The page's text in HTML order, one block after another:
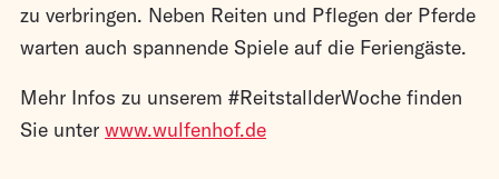
zu verbringen. Neben Reiten und Pflegen der Pferde
warten auch spannende Spiele auf die Feriengäste.
Mehr Infos zu unserem #ReitstallderWoche finden
Sie unter www.wulfenhof.de